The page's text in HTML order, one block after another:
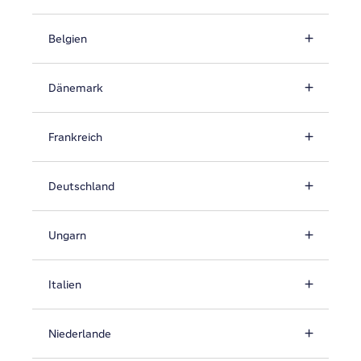
Belgien
Dänemark
Frankreich
Deutschland
Ungarn
Italien
Niederlande